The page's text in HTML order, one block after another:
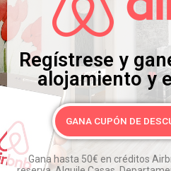
Regístrese y
alojamiento y
GANA CUPÓN DE
Gana hasta 50€ en créditos